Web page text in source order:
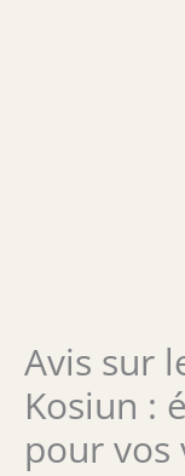
Avis sur
Kosiun :
pour vos